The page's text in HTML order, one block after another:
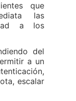
que
las
a los
del
a un
escalar